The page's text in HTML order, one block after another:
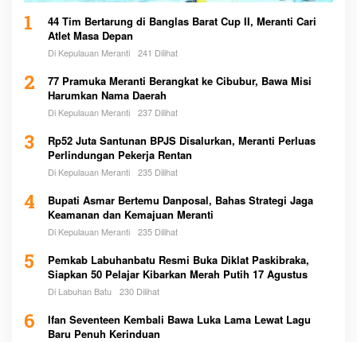
1
44 Tim Bertarung di Banglas Barat Cup II, Meranti Cari
Atlet Masa Depan
Di Kepulauan Meranti 241 Dilihat
2
77 Pramuka Meranti Berangkat ke Cibubur, Bawa Misi
Harumkan Nama Daerah
Di Kepulauan Meranti 237 Dilihat
3
Rp52 Juta Santunan BPJS Disalurkan, Meranti Perluas
Perlindungan Pekerja Rentan
Di Kepulauan Meranti 235 Dilihat
4
Bupati Asmar Bertemu Danposal, Bahas Strategi Jaga
Keamanan dan Kemajuan Meranti
Di Kepulauan Meranti 235 Dilihat
5
Pemkab Labuhanbatu Resmi Buka Diklat Paskibraka,
Siapkan 50 Pelajar Kibarkan Merah Putih 17 Agustus
Di Labuhan Batu 230 Dilihat
6
Ifan Seventeen Kembali Bawa Luka Lama Lewat Lagu
Baru Penuh Kerinduan